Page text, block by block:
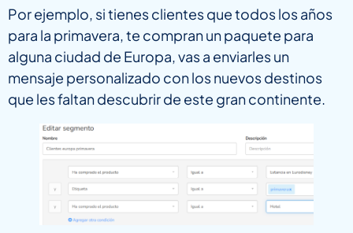
Por ejemplo, si tienes clientes que todos los años
para la primavera, te compran un paquete para
alguna ciudad de Europa, vas a enviarles un
mensaje personalizado con los nuevos destinos
que les faltan descubrir de este gran continente.